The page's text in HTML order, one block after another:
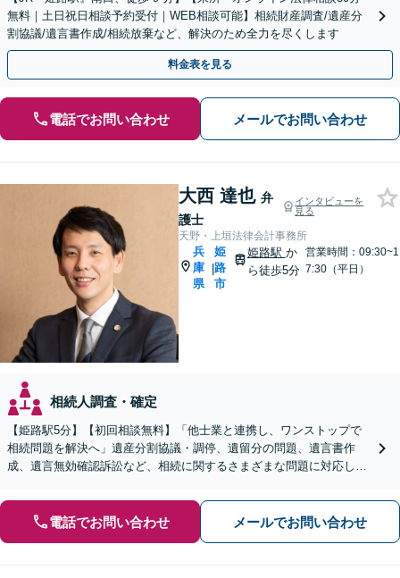
無料｜土日祝日相談予約受付｜WEB相談可能】相続財産調査/遺産分
割協議/遺言書作成/相続放棄など、解決のため全力を尽くします
料金表を見る
電話でお問い合わせ メールでお問い合わせ
大西 達也 弁
護士
インタビューを
見る
天野・上垣法律会計事務所
兵
庫
県
|
姫
路
市
姫路駅 か
ら徒歩5分
営業時間：09:30~1
7:30（平日）
相続人調査・確定
【姫路駅5分】【初回相談無料】「他士業と連携し、ワンストップで
相続問題を解決へ」遺産分割協議・調停、遺留分の問題、遺言書作
成、遺言無効確認訴訟など、相続に関するさまざまな問題に対応して
電話でお問い合わせ メールでお問い合わせ